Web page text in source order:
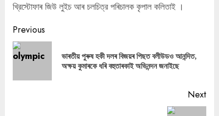
খ্রিস্টোফাৰ জিউ লুইচ আৰ চলচিত্র পৰিচালক কৃপাল কলিতাই ।
Continue
Reading
Previous
ভাৰতীয় পুৰুষ হকী দলৰ বিজয়ৰ পিছত বলীউডও আনন্দিত,
অক্ষয় কুমাৰকে ধৰি বহুতাৰকাই অভিনন্দন জনাইছে
Next